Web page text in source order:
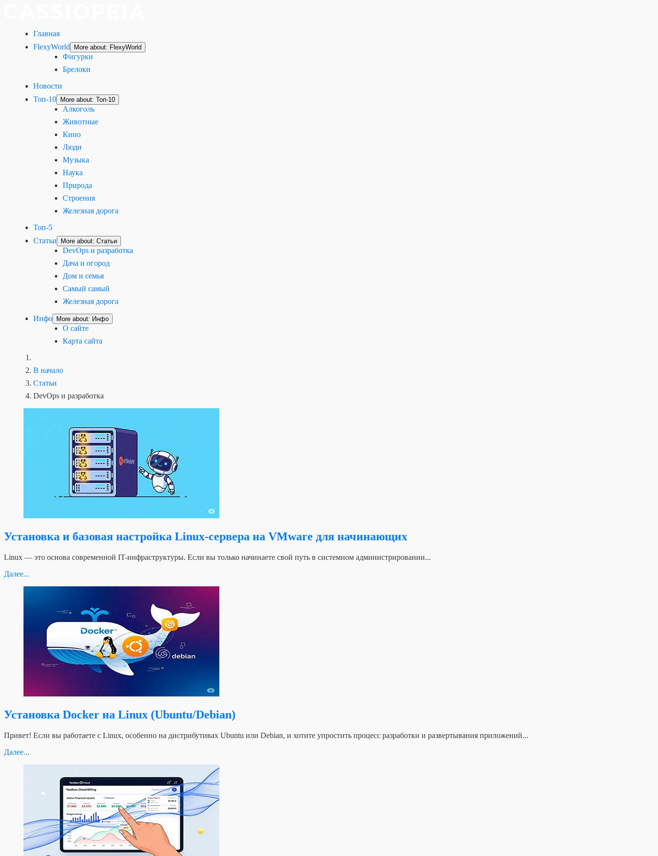
Главная
FlexyWorld
More about: FlexyWorld
Фигурки
Брелоки
Новости
Топ-10
More about: Топ-10
Алкоголь
Животные
Кино
Люди
Музыка
Наука
Природа
Строения
Железная дорога
Топ-5
Статьи
More about: Статьи
DevOps и разработка
Дача и огород
Дом и семья
Самый самый
Железная дорога
Инфо More about: Инфо
О сайте
Карта сайта
В начало
Статьи
DevOps и разработка
Установка и базовая настройка Linux-сервера на VMware для начинающих
Linux — это основа современной IT-инфраструктуры. Если вы только начинаете свой путь в системном администрировании...
Далее...
Установка Docker на Linux (Ubuntu/Debian)
Привет! Если вы работаете с Linux, особенно на дистрибутивах Ubuntu или Debian, и хотите упростить процесс разработки и развертывания приложений...
Далее...